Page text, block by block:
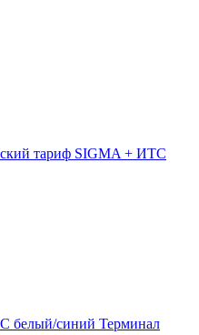
тариф SIGMA + ИТС
Терминал